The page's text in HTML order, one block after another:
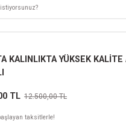
KALINLIKTA YÜKSEK KALİTE
TL 12.500,00 TL
taksitlerle!